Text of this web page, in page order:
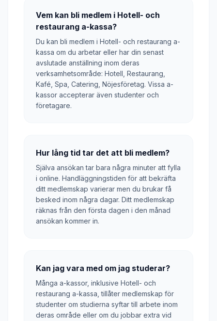
Vem kan bli medlem i Hotell- och
restaurang a-kassa?
Du kan bli medlem i Hotell- och restaurang a-
kassa om du arbetar eller har din senast
avslutade anställning inom deras
verksamhetsområde: Hotell, Restaurang,
Kafé, Spa, Catering, Nöjesföretag. Vissa a-
kassor accepterar även studenter och
företagare.
Hur lång tid tar det att bli medlem?
Själva ansökan tar bara några minuter att fylla
i online. Handläggningstiden för att bekräfta
ditt medlemskap varierar men du brukar få
besked inom några dagar. Ditt medlemskap
räknas från den första dagen i den månad
ansökan kommer in.
Kan jag vara med om jag studerar?
Många a-kassor, inklusive Hotell- och
restaurang a-kassa, tillåter medlemskap för
studenter om studierna syftar till arbete inom
deras område eller om du jobbar extra vid